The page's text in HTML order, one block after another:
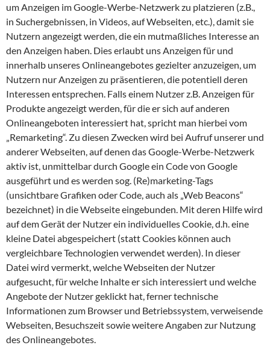
um Anzeigen im Google-Werbe-Netzwerk zu platzieren (z.B.,
in Suchergebnissen, in Videos, auf Webseiten, etc.), damit sie
Nutzern angezeigt werden, die ein mutmaßliches Interesse an
den Anzeigen haben. Dies erlaubt uns Anzeigen für und
innerhalb unseres Onlineangebotes gezielter anzuzeigen, um
Nutzern nur Anzeigen zu präsentieren, die potentiell deren
Interessen entsprechen. Falls einem Nutzer z.B. Anzeigen für
Produkte angezeigt werden, für die er sich auf anderen
Onlineangeboten interessiert hat, spricht man hierbei vom
„Remarketing“. Zu diesen Zwecken wird bei Aufruf unserer und
anderer Webseiten, auf denen das Google-Werbe-Netzwerk
aktiv ist, unmittelbar durch Google ein Code von Google
ausgeführt und es werden sog. (Re)marketing-Tags
(unsichtbare Grafiken oder Code, auch als „Web Beacons“
bezeichnet) in die Webseite eingebunden. Mit deren Hilfe wird
auf dem Gerät der Nutzer ein individuelles Cookie, d.h. eine
kleine Datei abgespeichert (statt Cookies können auch
vergleichbare Technologien verwendet werden). In dieser
Datei wird vermerkt, welche Webseiten der Nutzer
aufgesucht, für welche Inhalte er sich interessiert und welche
Angebote der Nutzer geklickt hat, ferner technische
Informationen zum Browser und Betriebssystem, verweisende
Webseiten, Besuchszeit sowie weitere Angaben zur Nutzung
des Onlineangebotes.